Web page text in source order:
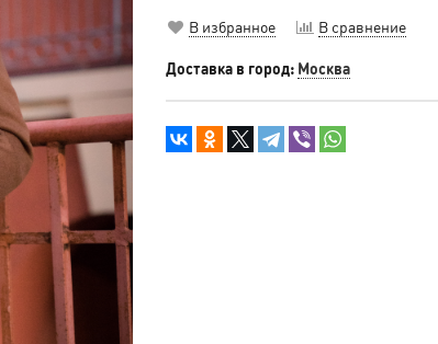
В избранное В сравнение
Доставка в город: Москва